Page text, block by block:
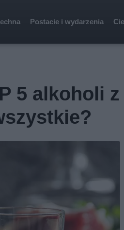
Postacie i wydarzenia
5 alkoholi z